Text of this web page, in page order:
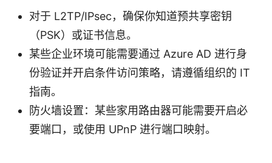
对于 L2TP/IPsec，确保你知道预共享密钥
（PSK）或证书信息。
某些企业环境可能需要通过 Azure AD 进行身
份验证并开启条件访问策略，请遵循组织的 IT
指南。
防火墙设置：某些家用路由器可能需要开启必
要端口，或使用 UPnP 进行端口映射。